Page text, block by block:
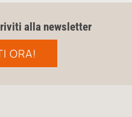
alla newsletter
ORA!